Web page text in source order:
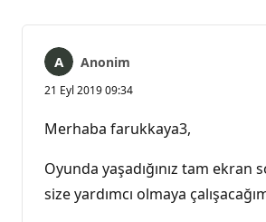
Anonim
21 Eyl 2019 09:34
Merhaba farukkaya3,
Oyunda yaşadığınız tam ekran
size yardımcı olmaya